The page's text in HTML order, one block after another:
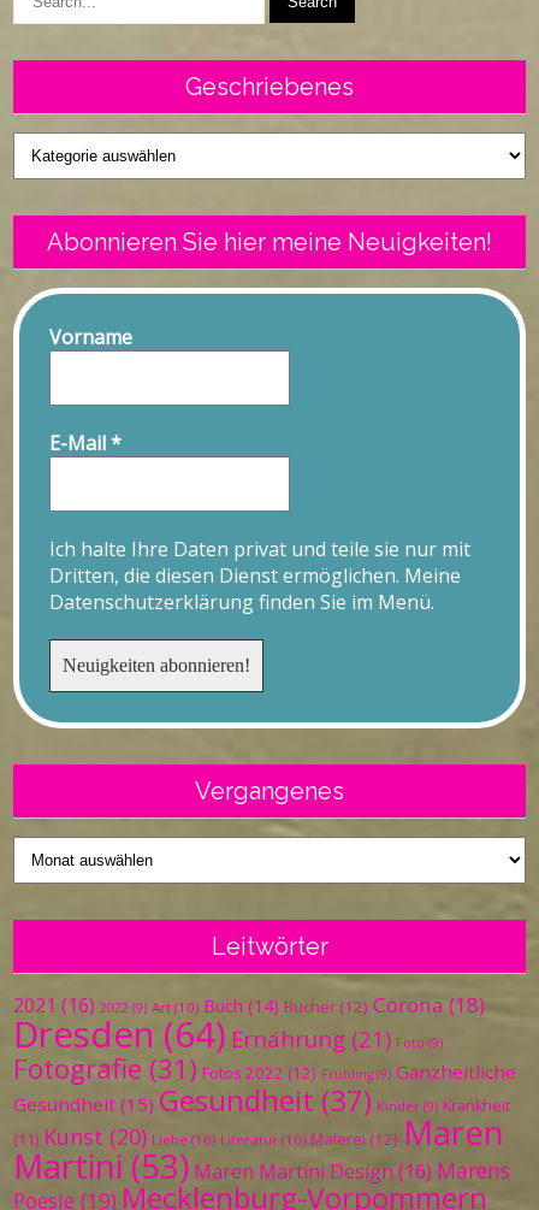
Geschriebenes
Geschriebenes
Abonnieren Sie hier meine Neuigkeiten!
Vorname
E-Mail*
Ich halte Ihre Daten privat und teile sie nur mit
Dritten, die diesen Dienst ermöglichen. Meine
Datenschutzerklärung finden Sie im Menü.
Vergangenes
Vergangenes
Leitwörter
2021 (16) 2022 (9) Art (10) Buch (14) Bücher (12) Corona (18)
Dresden (64) Ernährung (21) Foto (9)
Fotografie (31) Fotos 2022 (12) Frühling (9) Ganzheitliche
Gesundheit (15) Gesundheit (37) Kinder (9) Krankheit
(11) Kunst (20) Liebe (10) Literatur (10) Malerei (12) Maren
Martini (53) Maren Martini Design (16) Marens
Poesie (19) Mecklenburg-Vorpommern